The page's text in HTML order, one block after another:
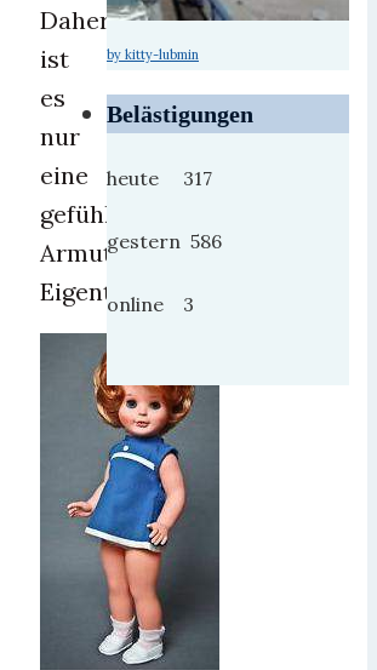
Daher
ist
es
nur
eine
gefühlte
Armut.
Eigentlich.
by kitty-lubmin
Belästigungen
heute 317
gestern 586
online 3